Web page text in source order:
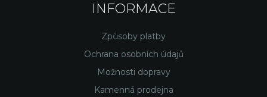
INFORMACE
Způsoby platby
Ochrana osobních údajů
Možnosti dopravy
Kamenná prodejna